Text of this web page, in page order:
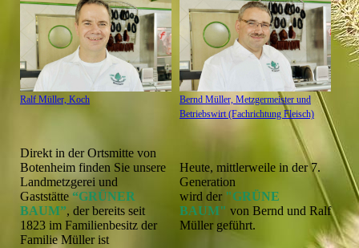
Ralf Müller, Koch
Direkt in der Ortsmitte von
Botenheim finden Sie unsere
Landmetzgerei und
Gaststätte “GRÜNER
BAUM”, der bereits seit
1823 im Familienbesitz der
Familie Müller ist
Bernd Müller, Metzgermeister und
Betriebswirt (Fachrichtung Fleisch)
Heute, mittlerweile in der 7.
Generation
wird der "GRÜNE
BAUM" von Bernd und Ralf
Müller geführt.